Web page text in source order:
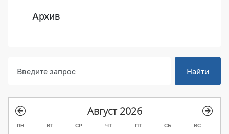
Архив
Найти
Август 2026
ПН ВТ СР ЧТ ПТ СБ ВС